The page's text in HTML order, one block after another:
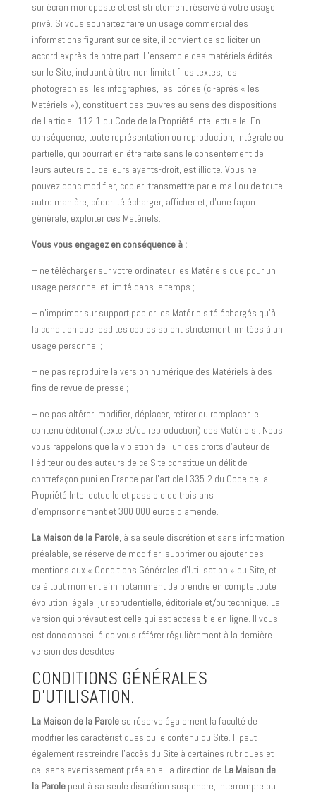
sur écran monoposte et est strictement réservé à votre usage
privé. Si vous souhaitez faire un usage commercial des
informations figurant sur ce site, il convient de solliciter un
accord exprès de notre part. L’ensemble des matériels édités
sur le Site, incluant à titre non limitatif les textes, les
photographies, les infographies, les icônes (ci-après « les
Matériels »), constituent des œuvres au sens des dispositions
de l’article L112-1 du Code de la Propriété Intellectuelle. En
conséquence, toute représentation ou reproduction, intégrale ou
partielle, qui pourrait en être faite sans le consentement de
leurs auteurs ou de leurs ayants-droit, est illicite. Vous ne
pouvez donc modifier, copier, transmettre par e-mail ou de toute
autre manière, céder, télécharger, afficher et, d’une façon
générale, exploiter ces Matériels.
Vous vous engagez en conséquence à :
– ne télécharger sur votre ordinateur les Matériels que pour un
usage personnel et limité dans le temps ;
– n’imprimer sur support papier les Matériels téléchargés qu’à
la condition que lesdites copies soient strictement limitées à un
usage personnel ;
– ne pas reproduire la version numérique des Matériels à des
fins de revue de presse ;
– ne pas altérer, modifier, déplacer, retirer ou remplacer le
contenu éditorial (texte et/ou reproduction) des Matériels . Nous
vous rappelons que la violation de l’un des droits d’auteur de
l’éditeur ou des auteurs de ce Site constitue un délit de
contrefaçon puni en France par l’article L335-2 du Code de la
Propriété Intellectuelle et passible de trois ans
d’emprisonnement et 300 000 euros d’amende.
La Maison de la Parole, à sa seule discrétion et sans information
préalable, se réserve de modifier, supprimer ou ajouter des
mentions aux « Conditions Générales d’Utilisation » du Site, et
ce à tout moment afin notamment de prendre en compte toute
évolution légale, jurisprudentielle, éditoriale et/ou technique. La
version qui prévaut est celle qui est accessible en ligne. Il vous
est donc conseillé de vous référer régulièrement à la dernière
version des desdites
CONDITIONS GÉNÉRALES
D’UTILISATION.
La Maison de la Parolese réserve également la faculté de
modifier les caractéristiques ou le contenu du Site. Il peut
également restreindre l’accès du Site à certaines rubriques et
ce, sans avertissement préalable La direction de La Maison de
la Parolepeut à sa seule discrétion suspendre, interrompre ou